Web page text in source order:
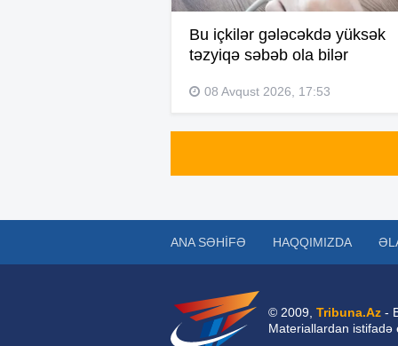
Bu içkilər gələcəkdə yüksək
təzyiqə səbəb ola bilər
08 Avqust 2026, 17:53
ANA SƏHIFƏ HAQQIMIZDA
© 2009, Tribuna.Az -
Materiallardan istifadə